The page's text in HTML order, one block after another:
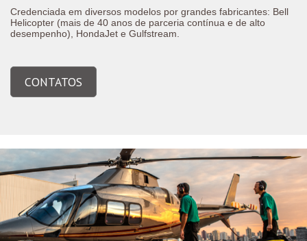
Credenciada em diversos modelos por grandes fabricantes: Bell
Helicopter (mais de 40 anos de parceria contínua e de alto
desempenho), HondaJet e Gulfstream.
CONTATOS